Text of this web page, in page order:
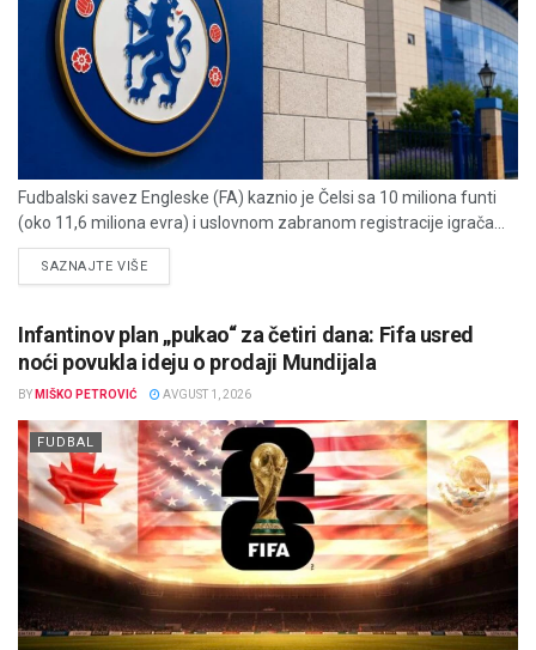
Fudbalski savez Engleske (FA) kaznio je Čelsi sa 10 miliona funti
(oko 11,6 miliona evra) i uslovnom zabranom registracije igrača...
SAZNAJTE VIŠEDETAILS
Infantinov plan „pukao“ za četiri dana: Fifa usred
noći povukla ideju o prodaji Mundijala
BY MIŠKO PETROVIĆ AVGUST 1, 2026
FUDBAL